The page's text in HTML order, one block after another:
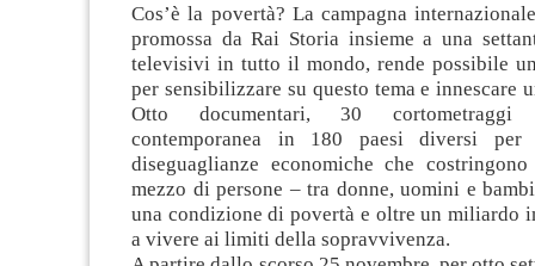
Cos’è la povertà? La campagna
promossa da Rai Storia insieme a una
televisivi in tutto il mondo, rende possibile
per sensibilizzare su questo tema e innescare
Otto documentari, 30 cortometraggi
contemporanea in 180 paesi diversi per
diseguaglianze economiche che
mezzo di persone – tra donne, uomini e
una condizione di povertà e oltre un miliardo
a vivere ai limiti della sopravvivenza.